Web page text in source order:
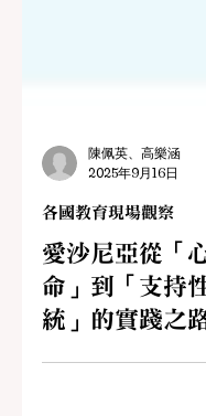
2025年9月16日
各國教育現場觀察
愛沙尼亞從「
命」到「支持
統」的實踐之